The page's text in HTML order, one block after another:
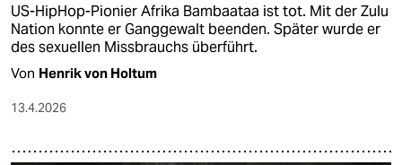
US-HipHop-Pionier Afrika Bambaataa ist tot. Mit der Zulu
Nation konnte er Ganggewalt beenden. Später wurde er
des sexuellen Missbrauchs überführt.
Von Henrik von Holtum
13.4.2026